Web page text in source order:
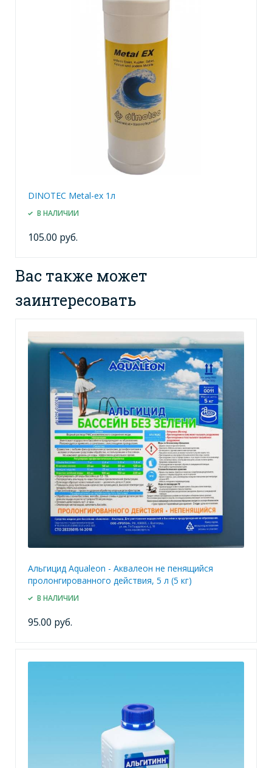
DINOTEC Metal-ex 1л
В НАЛИЧИИ
105.00 руб.
Вас также может
заинтересовать
Альгицид Aqualeon - Аквалеон не пенящийся
пролонгированного действия, 5 л (5 кг)
В НАЛИЧИИ
95.00 руб.